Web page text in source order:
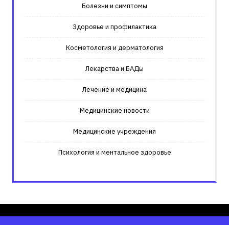
Болезни и симптомы
Здоровье и профилактика
Косметология и дерматология
Лекарства и БАДы
Лечение и медицина
Медицинские новости
Медицинские учреждения
Психология и ментальное здоровье